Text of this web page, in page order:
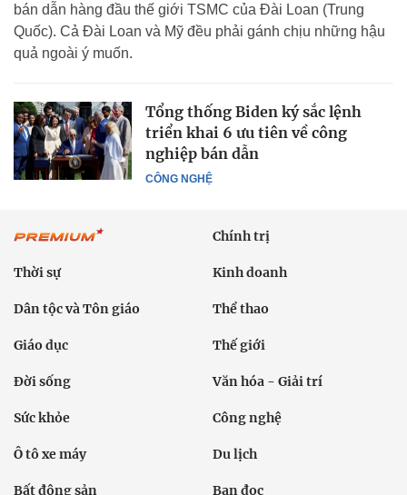
bán dẫn hàng đầu thế giới TSMC của Đài Loan (Trung
Quốc). Cả Đài Loan và Mỹ đều phải gánh chịu những hậu
quả ngoài ý muốn.
CÔNG NGHỆ
Tổng thống Biden ký sắc lệnh
triển khai 6 ưu tiên về công
nghiệp bán dẫn
Chính trị
Thời sự Kinh doanh
Dân tộc và Tôn giáo Thể thao
Giáo dục Thế giới
Đời sống Văn hóa - Giải trí
Sức khỏe Công nghệ
Ô tô xe máy Du lịch
Bất động sản Bạn đọc